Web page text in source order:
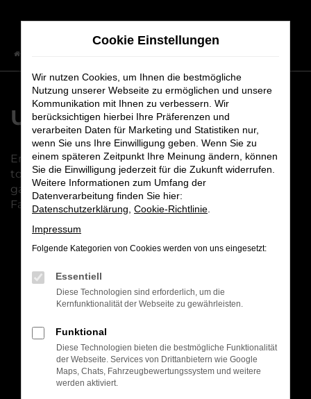
Zum
springen
Unser Fahrzeugbestand
Entdecken Sie unsere vielfältige Auswahl an
topgepflegten Fahrzeugen. Bei uns finden Sie
garantiert das passende Modell – Qualität und
Fahrspaß inklusive!
Fehler: Network Error
Beim Laden ist ein Fehler aufgetreten.
Hier sind ein paar Tipps, die dir helfen können:
Überprüfe deine Firewall und deine
Internetverbindung.
Laden andere Webseiten, zum Beispiel
deine Suchmaschine?
Cookie Einstellungen
Wir nutzen Cookies, um Ihnen die bestmögliche
Nutzung unserer Webseite zu ermöglichen und unsere
Kommunikation mit Ihnen zu verbessern. Wir
berücksichtigen hierbei Ihre Präferenzen und
verarbeiten Daten für Marketing und Statistiken nur,
wenn Sie uns Ihre Einwilligung geben. Wenn Sie zu
einem späteren Zeitpunkt Ihre Meinung ändern, können
Sie die Einwilligung jederzeit für die Zukunft widerrufen.
Weitere Informationen zum Umfang der
Datenverarbeitung finden Sie hier:
Datenschutzerklärung Cookie-Richtlinie
Impressum
Folgende Kategorien von Cookies werden von uns eingesetzt:
Essentiell
Diese Technologien sind erforderlich, um die
Kernfunktionalität der Webseite zu gewährleisten.
Funktional
Diese Technologien bieten die bestmögliche Funktionalität
der Webseite. Services von Drittanbietern wie Google
Maps, Chats, Fahrzeugbewertungssystem und weitere
werden aktiviert.